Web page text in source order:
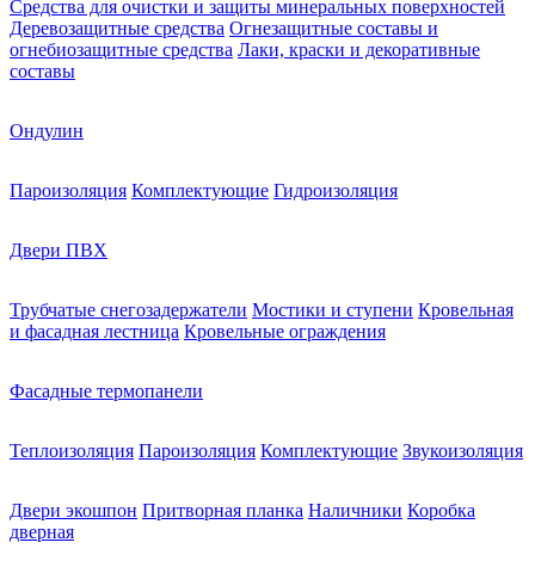
Средства для очистки и защиты минеральных поверхностей
Деревозащитные средства Огнезащитные составы и
огнебиозащитные средства Лаки, краски и декоративные
составы
Ондулин
Пароизоляция Комплектующие Гидроизоляция
Двери ПВХ
Трубчатые снегозадержатели Мостики и ступени Кровельная
и фасадная лестница Кровельные ограждения
Фасадные термопанели
Теплоизоляция Пароизоляция Комплектующие Звукоизоляция
Двери экошпон Притворная планка Наличники Коробка
дверная